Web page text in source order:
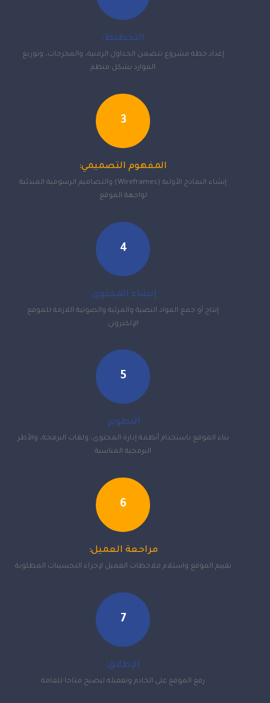
التخطيط:
إعداد خطة مشروع تتضمن الجداول الزمنية، والمخرجات، وتوزيع
الموارد بشكل منظم
3
المفهوم التصميمي:
إنشاء النماذج الأولية (Wireframes) والتصاميم الرسومية المبدئية
لواجهة الموقع
4
إنشاء المحتوى:
إنتاج أو جمع المواد النصية والمرئية والصوتية اللازمة للموقع
الإلكتروني
5
التطوير:
بناء الموقع باستخدام أنظمة إدارة المحتوى، ولغات البرمجة، والأطر
البرمجية المناسبة
6
مراحعة العميل:
تقييم الموقع واستلام ملاحظات العميل لإجراء التحسينات المطلوبة
7
الإطلاق:
رفع الموقع على الخادم وتفعيله ليصبح متاحا للعامة